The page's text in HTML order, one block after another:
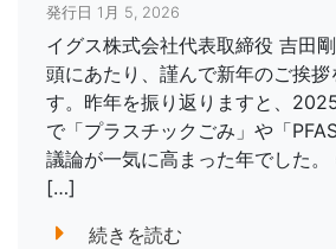
発行日 1月 5, 2026
イグス株式会社代表取締役 吉田
頭にあたり、謹んで新年のご挨拶
す。昨年を振り返りますと、
で「プラスチックごみ」や「
議論が一気に高まった年でした
[…]
続きを読む